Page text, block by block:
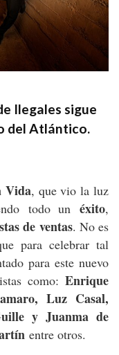
Ilegales sigue
del Atlántico.
Vida, que vio la luz
todo un éxito,
de ventas. No es
para celebrar tal
para este nuevo
como: Enrique
Luz Casal,
y Juanma de
entre otros.